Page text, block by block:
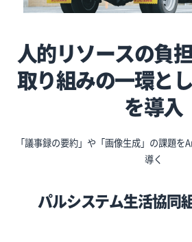
人的リソースの負
取り組みの一環と
を導入
「議事録の要約」や「画像生成」の課題
導く
パルシステム生活協同